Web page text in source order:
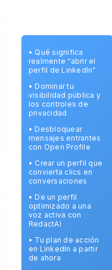
• Qué significa
realmente “abrir el
perfil de LinkedIn”
• Dominar tu
visibilidad pública y
los controles de
privacidad
• Desbloquear
mensajes entrantes
con Open Profile
• Crear un perfil que
convierta clics en
conversaciones
• De un perfil
optimizado a una
voz activa con
RedactAI
• Tu plan de acción
en LinkedIn a partir
de ahora